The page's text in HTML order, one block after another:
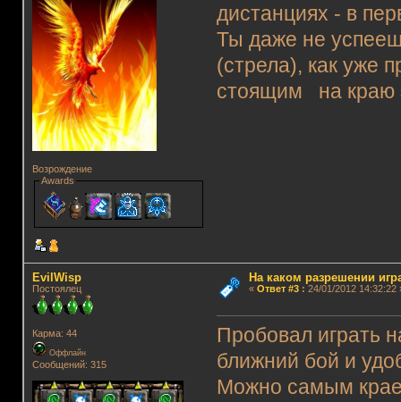
Возрождение
Awards
дистанциях - в
Ты даже не
(стрела), как уже
стоящим на
EvilWisp
Постоялец
Карма: 44
Оффлайн
Сообщений: 315
На каком разрешении
« Ответ #3: 24/01/2012 14:32:22
Пробовал играть
ближний бой и
Можно самым